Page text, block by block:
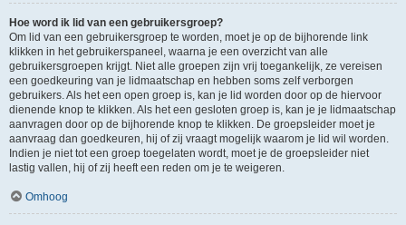
Hoe word ik lid van een gebruikersgroep?
Om lid van een gebruikersgroep te worden, moet je op de bijhorende link
klikken in het gebruikerspaneel, waarna je een overzicht van alle
gebruikersgroepen krijgt. Niet alle groepen zijn vrij toegankelijk, ze vereisen
een goedkeuring van je lidmaatschap en hebben soms zelf verborgen
gebruikers. Als het een open groep is, kan je lid worden door op de hiervoor
dienende knop te klikken. Als het een gesloten groep is, kan je je lidmaatschap
aanvragen door op de bijhorende knop te klikken. De groepsleider moet je
aanvraag dan goedkeuren, hij of zij vraagt mogelijk waarom je lid wil worden.
Indien je niet tot een groep toegelaten wordt, moet je de groepsleider niet
lastig vallen, hij of zij heeft een reden om je te weigeren.
Omhoog